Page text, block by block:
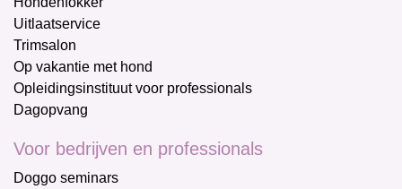
Uitlaatservice
Trimsalon
Op vakantie met hond
Opleidingsinstituut voor professionals
Dagopvang
Voor bedrijven en professionals
Doggo seminars